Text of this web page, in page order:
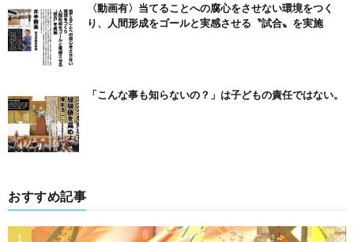
〈動画有〉当てることへの腐心をさせない環境をつく
り、人間形成をゴールと実感させる〝試合〟を実施
「こんな事も知らないの？」は子どもの責任ではない。
おすすめ記事